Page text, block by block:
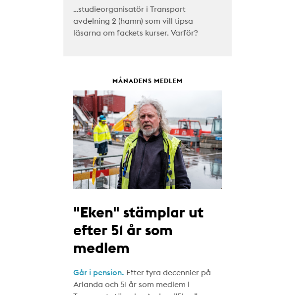
…studieorganisatör i Transport
avdelning 2 (hamn) som vill tipsa
läsarna om fackets kurser. Varför?
MÅNADENS MEDLEM
"Eken" stämplar ut
efter 51 år som
medlem
Går i pension. Efter fyra decennier på
Arlanda och 51 år som medlem i